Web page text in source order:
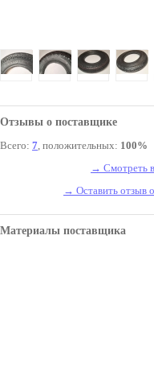
Отзывы о поставщике
Всего: 7, положительных: 100%
→ Смотреть
→ Оставить отзыв
Материалы поставщика